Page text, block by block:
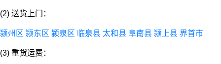
(2) 送货上门：
颍州区 颍东区 颍泉区 临泉县 太和县 阜南县 颍上县 界首市
(3) 重货运费：